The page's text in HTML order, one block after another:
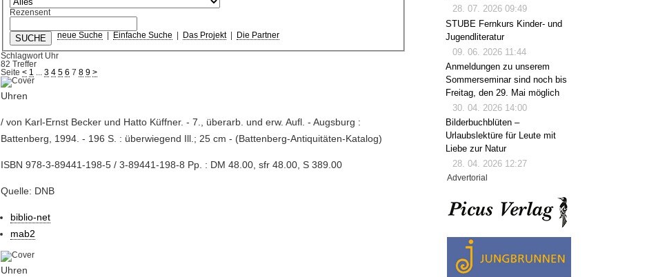
Rezensent
neue Suche Einfache Suche Das Projekt| Die Partner
Schlagwort Uhr
82 Treffer
Seite< 1 ...3 4 5 6 7 8 9 >
Uhren
/ von Karl-Ernst Becker und Hatto Küffner. - 7., überarb. und erw. Aufl. - Augsburg :
Battenberg, 1994. - 196 S. : überwiegend Ill.; 25 cm - (Battenberg-Antiquitäten-Katalog)
ISBN 978-3-89441-198-5 / 3-89441-198-8 Pp. : DM 48.00, sfr 48.00, S 389.00
Quelle: DNB
biblio-net
mab2
Uhren
28. 07. 2026 09:49
STUBE Fernkurs Kinder- und
Jugendliteratur
09. 06. 2026 11:44
Anmeldungen zu unserem
Sommerseminar sind noch bis
Freitag, den 29. Mai möglich
30. 04. 2026 14:00
Bilderbuchblüten –
Urlaubslektüre für Leute mit
Liebe zur Natur
28. 04. 2026 12:27
Advertorial